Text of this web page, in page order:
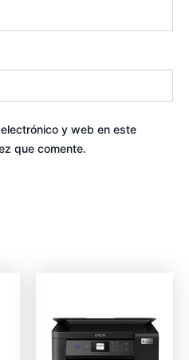
y web en este
que comente.